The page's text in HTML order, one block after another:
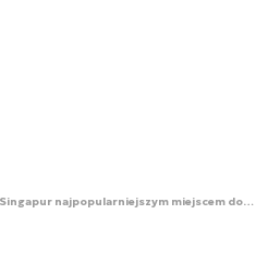
Singapur najpopularniejszym miejscem do wyprowadzania cyberataków